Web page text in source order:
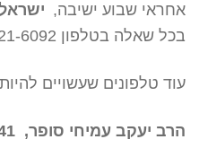
אחראי שבוע ישיבה,
בכל שאלה בטלפון 053-921-6092
עוד טלפונים שעשויים
הרב יעקב עמיחי סופר, 058-448-0241